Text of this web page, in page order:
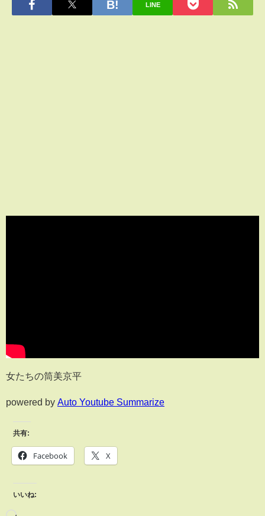
LINE
女たちの筒美京平
powered by Auto Youtube Summarize
共有:
Facebook X
いいね: